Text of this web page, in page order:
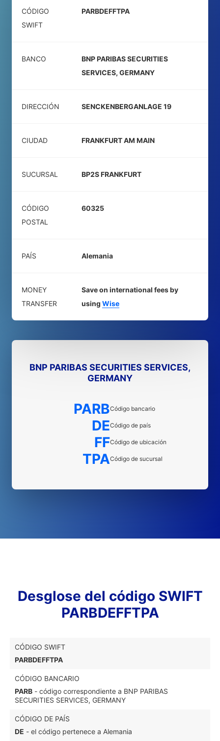
CÓDIGO
SWIFT
PARBDEFFTPA
BANCO
BNP PARIBAS SECURITIES
SERVICES, GERMANY
DIRECCIÓN SENCKENBERGANLAGE 19
CIUDAD FRANKFURT AM MAIN
SUCURSAL BP2S FRANKFURT
CÓDIGO
POSTAL
60325
PAÍS Alemania
MONEY
TRANSFER
Save on international fees by
using Wise
BNP PARIBAS SECURITIES SERVICES,
GERMANY
PARBCódigo bancario
DECódigo de país
FFCódigo de ubicación
TPACódigo de sucursal
Desglose del código SWIFT
PARBDEFFTPA
CÓDIGO SWIFT
PARBDEFFTPA
CÓDIGO BANCARIO
PARB - código correspondiente a BNP PARIBAS
SECURITIES SERVICES, GERMANY
CÓDIGO DE PAÍS
DE - el código pertenece a Alemania